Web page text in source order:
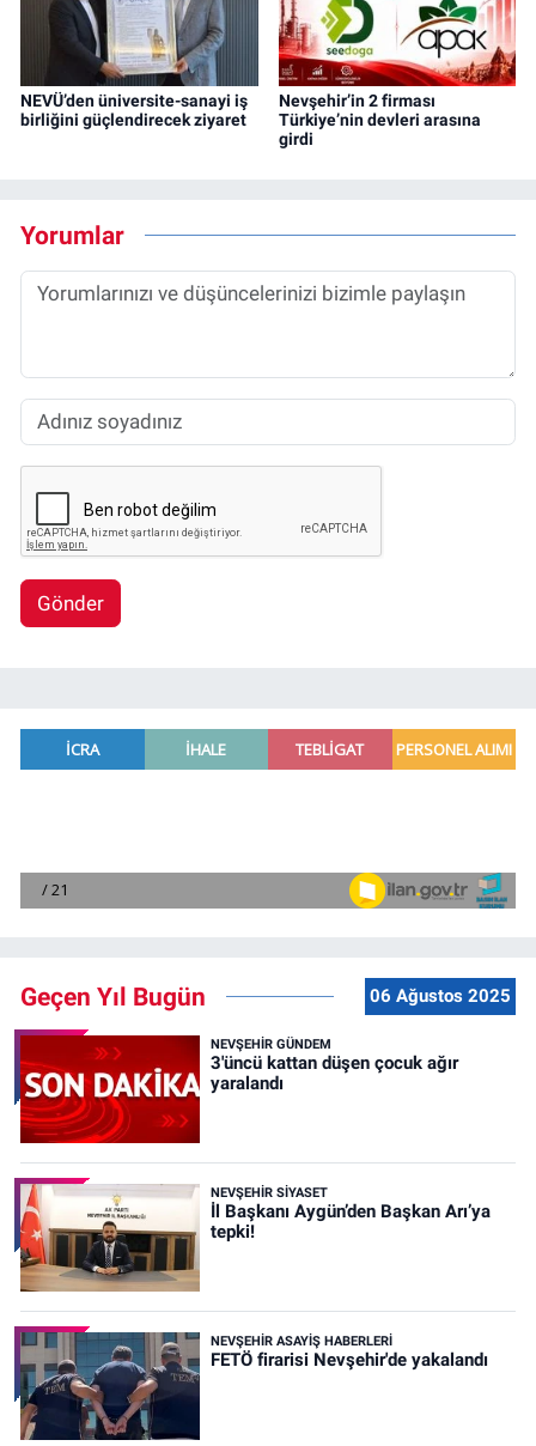
NEVÜ’den üniversite-sanayi iş
birliğini güçlendirecek ziyaret
Nevşehir’in 2 firması
Türkiye’nin devleri arasına
girdi
Yorumlar
Gönder
Geçen Yıl Bugün 06 Ağustos 2025
NEVŞEHIR GÜNDEM
3'üncü kattan düşen çocuk ağır
yaralandı
NEVŞEHIR SIYASET
İl Başkanı Aygün’den Başkan Arı’ya
tepki!
NEVŞEHIR ASAYIŞ HABERLERI
FETÖ firarisi Nevşehir'de yakalandı